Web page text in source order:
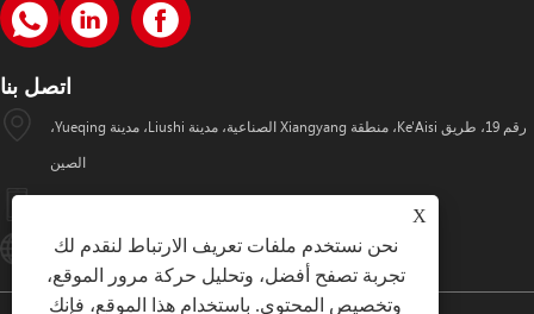
اتصل بنا
رقم 19، طريق Ke'Aisi، منطقة Xiangyang الصناعية، مدينة Liushi، مدينة Yueqing،
الصين
Lugaoteam@lugaoelectric.com
X
نحن نستخدم ملفات تعريف الارتباط لنقدم لك
تجربة تصفح أفضل، وتحليل حركة مرور الموقع،
وتخصيص المحتوى. باستخدام هذا الموقع، فإنك